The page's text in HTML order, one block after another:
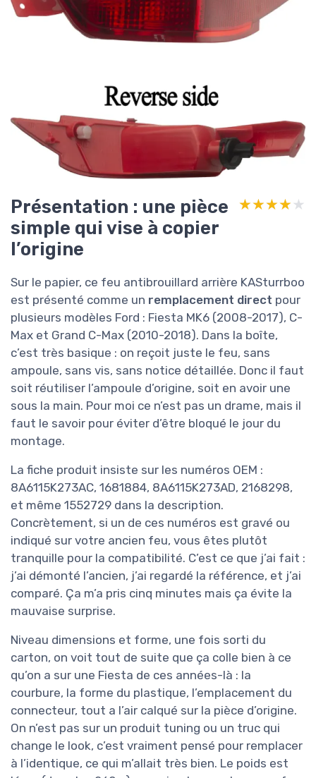
Présentation : une pièce
simple qui vise à copier
l’origine
★★★★★
★★★★★
Sur le papier, ce feu antibrouillard arrière KASturrboo
est présenté comme un remplacement direct pour
plusieurs modèles Ford : Fiesta MK6 (2008-2017), C-
Max et Grand C-Max (2010-2018). Dans la boîte,
c’est très basique : on reçoit juste le feu, sans
ampoule, sans vis, sans notice détaillée. Donc il faut
soit réutiliser l’ampoule d’origine, soit en avoir une
sous la main. Pour moi ce n’est pas un drame, mais il
faut le savoir pour éviter d’être bloqué le jour du
montage.
La fiche produit insiste sur les numéros OEM :
8A6115K273AC, 1681884, 8A6115K273AD, 2168298,
et même 1552729 dans la description.
Concrètement, si un de ces numéros est gravé ou
indiqué sur votre ancien feu, vous êtes plutôt
tranquille pour la compatibilité. C’est ce que j’ai fait :
j’ai démonté l’ancien, j’ai regardé la référence, et j’ai
comparé. Ça m’a pris cinq minutes mais ça évite la
mauvaise surprise.
Niveau dimensions et forme, une fois sorti du
carton, on voit tout de suite que ça colle bien à ce
qu’on a sur une Fiesta de ces années-là : la
courbure, la forme du plastique, l’emplacement du
connecteur, tout a l’air calqué sur la pièce d’origine.
On n’est pas sur un produit tuning ou un truc qui
change le look, c’est vraiment pensé pour remplacer
à l’identique, ce qui m’allait très bien. Le poids est